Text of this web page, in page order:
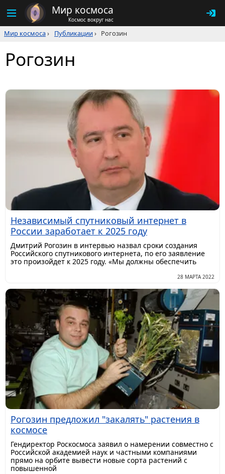
Мир космоса
Космос вокруг нас
Мир космоса› Публикации› Рогозин
Рогозин
Независимый спутниковый интернет в
России заработает к 2025 году
Дмитрий Рогозин в интервью назвал сроки создания
Российского спутникового интернета, по его заявление
это произойдет к 2025 году. «Мы должны обеспечить
28 МАРТА 2022
Рогозин предложил "закалять" растения в
космосе
Гендиректор Роскосмоса заявил о намерении совместно с
Российской академией наук и частными компаниями
прямо на орбите вывести новые сорта растений с
повышенной